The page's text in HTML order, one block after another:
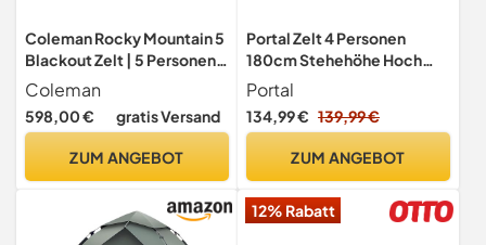
Coleman Rocky Mountain 5
Blackout Zelt | 5 Personen
Familien-Tunnelzelt mit 2
speziell abgedunkelten
Schlafkabinen und
Campingzelt | 4500 mm
Coleman
598,00 € gratis Versand
ZUM ANGEBOT
Portal Zelt 4 Personen
180cm Stehehöhe Hoch
Camping Kuppelzelt XXL
mit Vorraum
Seitentür&Fenster 3-4
Wasserdicht für Outdoor
Portal
134,99 € 139,99 €
ZUM ANGEBOT
12% Rabatt